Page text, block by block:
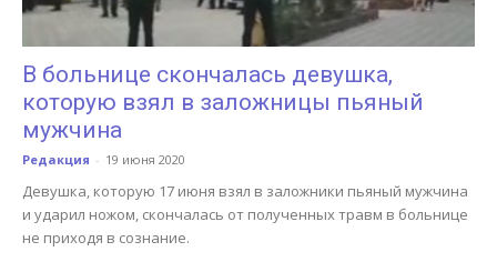
В больнице скончалась девушка,
которую взял в заложницы пьяный
мужчина
Редакция - 19 июня 2020
Девушка, которую 17 июня взял в заложники пьяный мужчина
и ударил ножом, скончалась от полученных травм в больнице
не приходя в сознание.